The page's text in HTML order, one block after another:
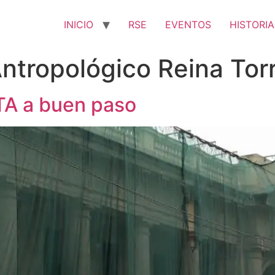
INICIO RSE EVENTOS
Reina
a buen paso